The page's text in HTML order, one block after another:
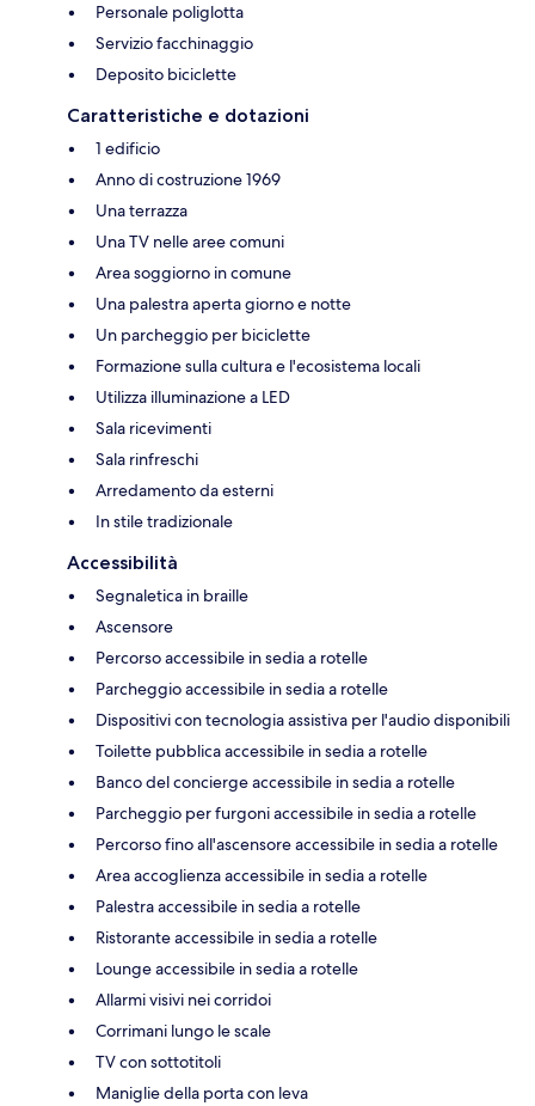
Personale poliglotta
Servizio facchinaggio
Deposito biciclette
Caratteristiche e dotazioni
1 edificio
Anno di costruzione 1969
Una terrazza
Una TV nelle aree comuni
Area soggiorno in comune
Una palestra aperta giorno e notte
Un parcheggio per biciclette
Formazione sulla cultura e l'ecosistema locali
Utilizza illuminazione a LED
Sala ricevimenti
Sala rinfreschi
Arredamento da esterni
In stile tradizionale
Accessibilità
Segnaletica in braille
Ascensore
Percorso accessibile in sedia a rotelle
Parcheggio accessibile in sedia a rotelle
Dispositivi con tecnologia assistiva per l'audio disponibili
Toilette pubblica accessibile in sedia a rotelle
Banco del concierge accessibile in sedia a rotelle
Parcheggio per furgoni accessibile in sedia a rotelle
Percorso fino all'ascensore accessibile in sedia a rotelle
Area accoglienza accessibile in sedia a rotelle
Palestra accessibile in sedia a rotelle
Ristorante accessibile in sedia a rotelle
Lounge accessibile in sedia a rotelle
Allarmi visivi nei corridoi
Corrimani lungo le scale
TV con sottotitoli
Maniglie della porta con leva